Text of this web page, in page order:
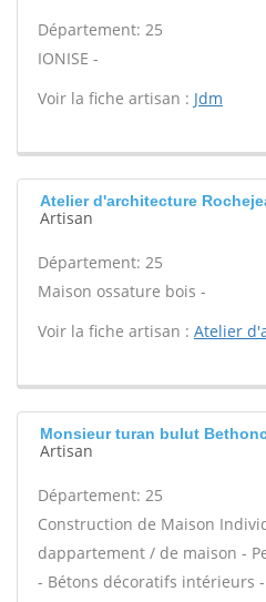
Département: 25
IONISE -
Voir la fiche artisan : Jdm
Atelier d'architecture
Artisan
Département: 25
Maison ossature bois -
Voir la fiche artisan : Atelier
Monsieur turan bulut
Artisan
Département: 25
Construction de Maison
dappartement / de maison -
- Bétons décoratifs intérieurs